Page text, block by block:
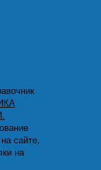
сайте,
на